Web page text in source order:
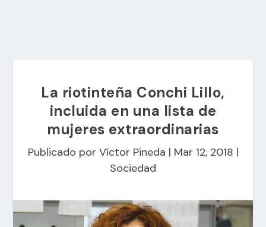
La riotinteña Conchi Lillo,
incluida en una lista de
mujeres extraordinarias
Publicado por Víctor Pineda | Mar 12, 2018 |
Sociedad